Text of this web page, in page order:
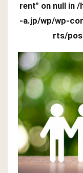
rent" on null in /
-a.jp/wp/wp-
rts/